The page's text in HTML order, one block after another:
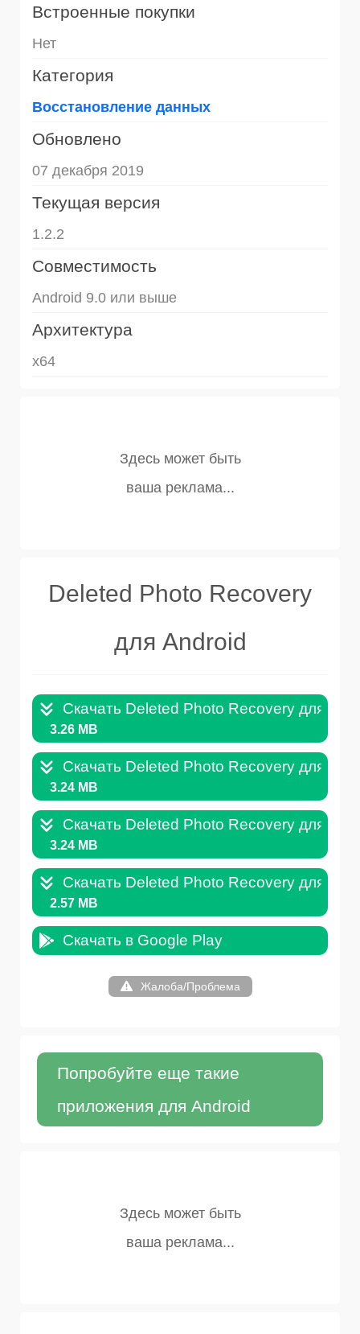
Встроенные покупки
Нет
Категория
Восстановление данных
Обновлено
07 декабря 2019
Текущая версия
1.2.2
Совместимость
Android 9.0 или выше
Архитектура
x64
Deleted Photo Recovery
для Android
Скачать Deleted Photo Recovery для
3.26 MB
Скачать Deleted Photo Recovery для
3.24 MB
Скачать Deleted Photo Recovery для
3.24 MB
Скачать Deleted Photo Recovery для
2.57 MB
Скачать в Google Play
Жалоба/Проблема
Попробуйте еще такие
приложения для Android